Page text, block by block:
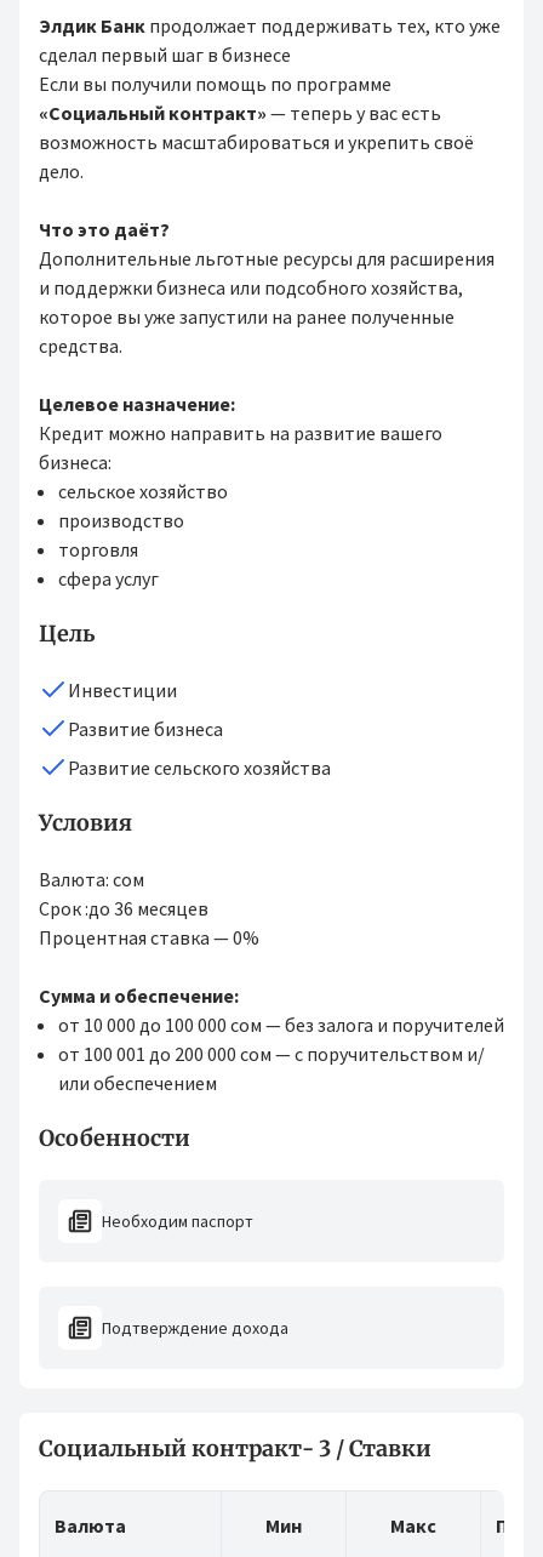
Элдик Банк продолжает поддерживать тех, кто уже
сделал первый шаг в бизнесе
Если вы получили помощь по программе
«Социальный контракт» — теперь у вас есть
возможность масштабироваться и укрепить своё
дело.
Что это даёт?
Дополнительные льготные ресурсы для расширения
и поддержки бизнеса или подсобного хозяйства,
которое вы уже запустили на ранее полученные
средства.
Целевое назначение:
Кредит можно направить на развитие вашего
бизнеса:
сельское хозяйство
производство
торговля
сфера услуг
Цель
Инвестиции
Развитие бизнеса
Развитие сельского хозяйства
Условия
Валюта: сом
Срок :до 36 месяцев
Процентная ставка — 0%
Сумма и обеспечение:
от 10 000 до 100 000 сом — без залога и поручителей
от 100 001 до 200 000 сом — с поручительством и/
или обеспечением
Особенности
Необходим паспорт
Подтверждение дохода
Социальный контракт- 3 / Ставки
Валюта Мин Макс